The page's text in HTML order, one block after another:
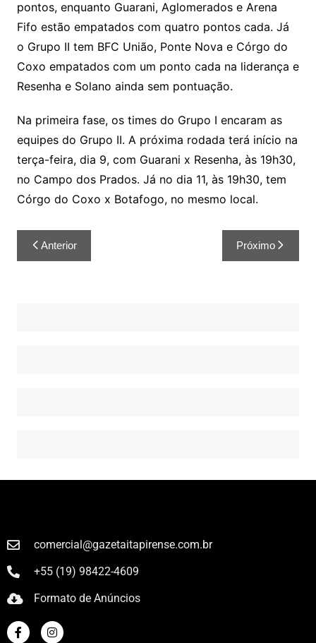
pontos, enquanto Guarani, Aglomerados e Arena
Fifo estão empatados com quatro pontos cada. Já
o Grupo II tem BFC União, Ponte Nova e Córgo do
Coxo empatados com um ponto cada na liderança e
Resenha e Solano ainda sem pontuação.
Na primeira fase, os times do Grupo I encaram as
equipes do Grupo II. A próxima rodada terá início na
terça-feira, dia 9, com Guarani x Resenha, às 19h30,
no Campo dos Prados. Já no dia 11, às 19h30, tem
Córgo do Coxo x Botafogo, no mesmo local.
Anterior Próximo
comercial@gazetaitapirense.com.br
+55 (19) 98422-4609
Formato de Anúncios